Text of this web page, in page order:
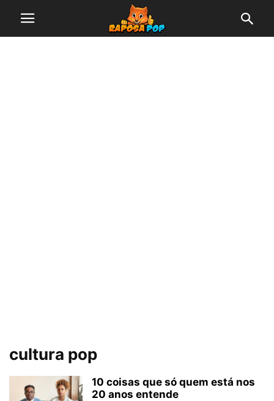
cultura pop
10 coisas que só quem está nos
20 anos entende